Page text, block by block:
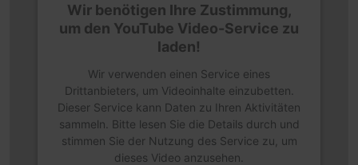
Wir benötigen Ihre Zustimmung,
um den YouTube Video-Service zu
laden!
Wir verwenden einen Service eines
Drittanbieters, um Videoinhalte einzubetten.
Dieser Service kann Daten zu Ihren Aktivitäten
sammeln. Bitte lesen Sie die Details durch und
stimmen Sie der Nutzung des Service zu, um
dieses Video anzusehen.